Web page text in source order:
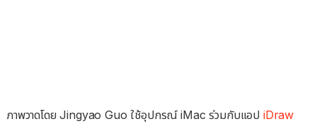
ภาพวาดโดย Jingyao Guo ใช้อุปกรณ์ iMac ร่วมกับแอป iDraw